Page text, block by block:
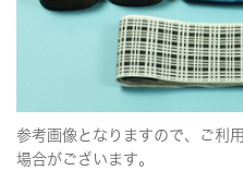
参考画像となりますので、ご利
場合がございます。